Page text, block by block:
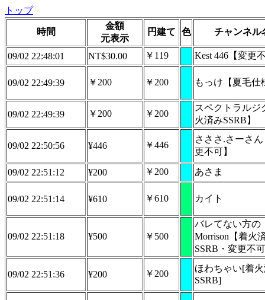
トップ
時間
金額
元表示
円建て 色 チャンネル
09/02 22:48:01 NT$30.00 ￥119 Kest 446【変更
09/02 22:49:39 ￥200 ￥200 もっけ【夏毛仕
09/02 22:49:39 ￥200 ￥200
スペクトラルジ
火済みSSRB】
09/02 22:50:56 ¥446 ￥446
さささ.さーさ
更不可】
09/02 22:51:12 ¥200 ￥200 あさま
09/02 22:51:14 ¥610 ￥610 カイト
09/02 22:51:18 ¥500 ￥500
バレてない方の
Morrison【着火
SSRB・変更不
09/02 22:51:36 ¥200 ￥200
ほわちゃい[着
SSRB]